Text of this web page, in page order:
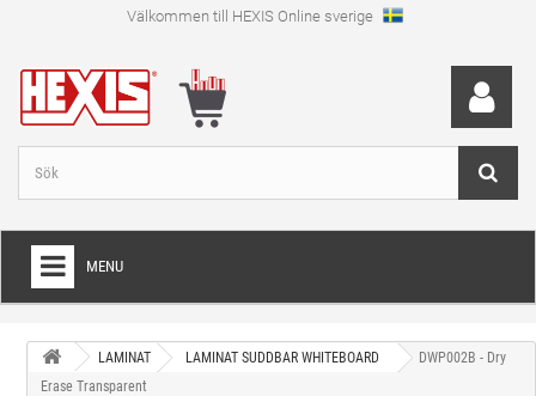
Välkommen till HEXIS Online sverige
MENU
WRAPFOLIE
LAMINAT LAMINAT SUDDBAR WHITEBOARD
DWP002B - Dry
Erase Transparent